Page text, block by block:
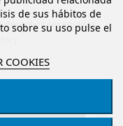
de sus hábitos de
sobre su uso pulse el
COOKIES
derechos reservados.